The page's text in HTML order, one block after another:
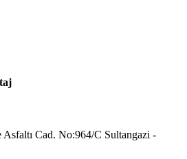
Cad. No:964/C Sultangazi -